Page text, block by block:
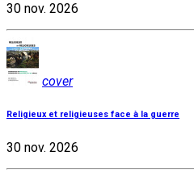
30 nov. 2026
cover
Religieux et religieuses face à la guerre
30 nov. 2026